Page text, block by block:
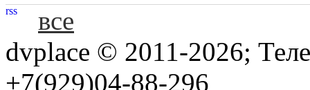
rss
все
dvplace © 2011-2026;
+7(929)04-88-296